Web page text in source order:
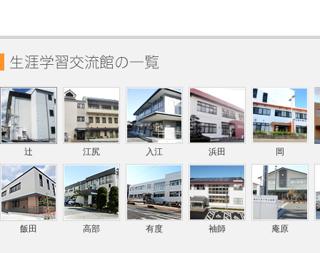
辻 江尻 入江 浜田 岡
飯田 高部 有度 袖師 庵原